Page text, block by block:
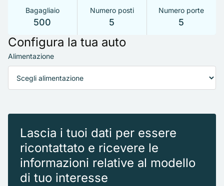
Bagagliaio
500
Numero posti
5
Numero porte
5
Configura la tua auto
Alimentazione
Lascia i tuoi dati per essere
ricontattato e ricevere le
informazioni relative al modello
di tuo interesse